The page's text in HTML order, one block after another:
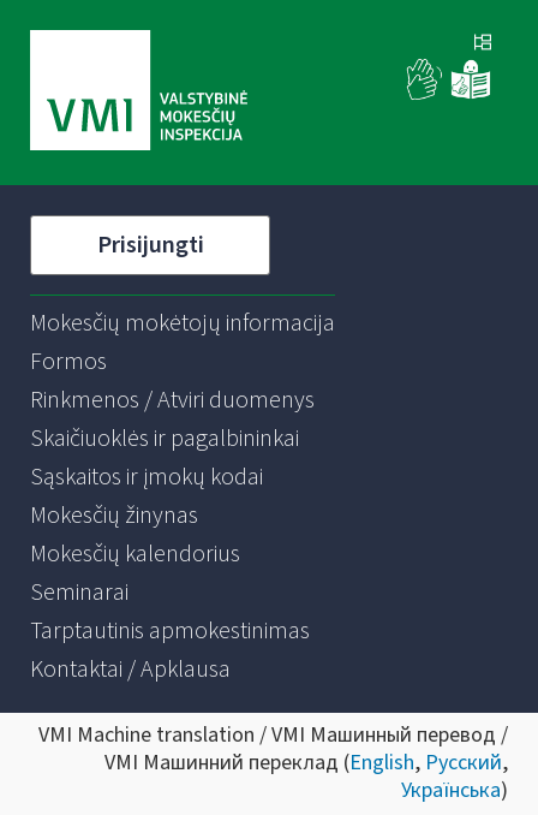
Prisijungti
Mokesčių mokėtojų informacija
Formos
Rinkmenos / Atviri duomenys
Skaičiuoklės ir pagalbininkai
Sąskaitos ir įmokų kodai
Mokesčių žinynas
Mokesčių kalendorius
Seminarai
Tarptautinis apmokestinimas
Kontaktai / Apklausa
VMI Machine translation / VMI Машинный перевод /
VMI Машинний переклад (English, Русский,
Українська)